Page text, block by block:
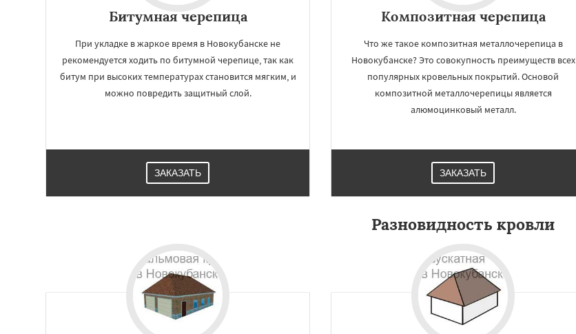
Битумная черепица
При укладке в жаркое время в Новокубанске не
рекомендуется ходить по битумной черепице, так как
битум при высоких температурах становится мягким, и
можно повредить защитный слой.
ЗАКАЗАТЬ
Композитная черепица
Что же такое композитная металлочерепица в
Новокубанске? Это совокупность преимуществ всех
популярных кровельных покрытий. Основой
композитной металлочерепицы является
алюмоцинковый металл.
ЗАКАЗАТЬ
Разновидность кровли